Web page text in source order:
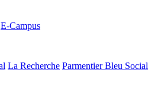
E-Campus
La Recherche Parmentier Bleu Social